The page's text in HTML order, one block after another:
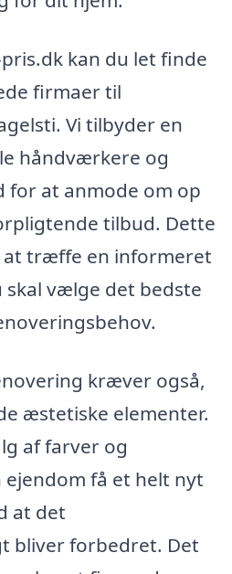
kan du let finde
firmaer til
Vi tilbyder en
håndværkere og
for at anmode om op
tilbud. Dette
træffe en informeret
vælge det bedste
kræver også,
æstetiske elementer.
af farver og
få et helt nyt
at det
bliver forbedret. Det